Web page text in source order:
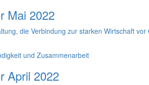
Mai 2022
die Verbindung zur starken Wirtschaft
und Zusammenarbeit
April 2022